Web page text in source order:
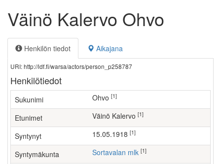
Väinö Kalervo Ohvo
Henkilön tiedot Aikajana
URI: http://ldf.fi/warsa/actors/person_p258787
Henkilötiedot
Sukunimi Ohvo [1]
Etunimet Väinö Kalervo [1]
Syntynyt 15.05.1918 [1]
Syntymäkunta Sortavalan mlk [1]